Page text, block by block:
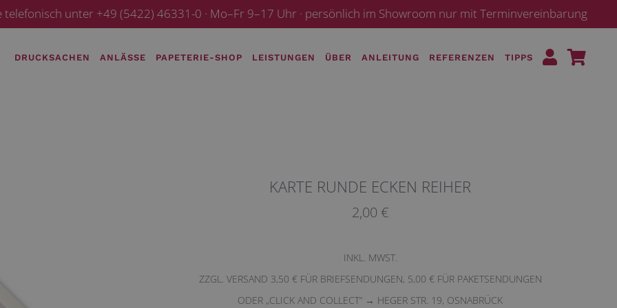
telefonisch unter +49 (5422) 46331-0 · Mo–Fr 9–17 Uhr · persönlich im Showroom nur mit Terminvereinbarung
DRUCKSACHEN ANLÄSSE PAPETERIE-SHOP LEISTUNGEN ÜBER ANLEITUNG REFERENZEN TIPPS
KARTE RUNDE ECKEN REIHER
2,00 €
INKL. MWST.
ZZGL. VERSAND 3,50 € FÜR BRIEFSENDUNGEN, 5,00 € FÜR PAKETSENDUNGEN
ODER „CLICK AND COLLECT“ → HEGER STR. 19, OSNABRÜCK